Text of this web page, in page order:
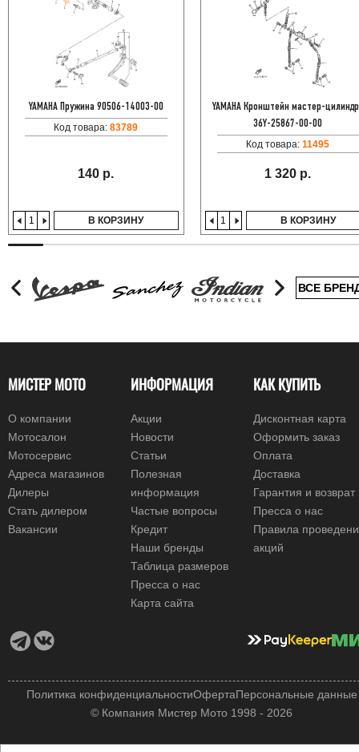
YAMAHA Пружина 90506-14003-00
Код товара:83789
140 р.
В КОРЗИНУ
YAMAHA Кронштейн мастер-
36Y-25867-00-00
Код товара:11495
1 320 р.
В КОРЗИНУ
ВСЕ
МИСТЕР МОТО
О компании
Мотосалон
Мотосервис
Адреса магазинов
Дилеры
Стать дилером
Вакансии
ИНФОРМАЦИЯ
Акции
Новости
Статьи
Полезная
информация
Частые вопросы
Кредит
Наши бренды
Таблица размеров
Пресса о нас
Карта сайта
КАК КУПИТЬ
Дисконтная карта
Оформить заказ
Оплата
Доставка
Гарантия и возврат
Пресса о нас
Правила
акций
© Компания Мистер Мото 1998 - 2026
Политика конфиденциальностиОфертаПерсональные данные